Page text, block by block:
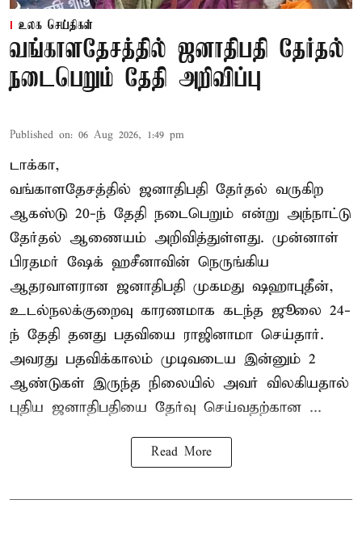
உலக செய்திகள்
வங்காளதேசத்தில் ஜனாதிபதி தேர்தல்
நடைபெறும் தேதி அறிவிப்பு
Published on: 06 Aug 2026, 1:49 pm
டாக்கா,
வங்காளதேசத்தில் ஜனாதிபதி தேர்தல் வருகிற
ஆகஸ்டு 20-ந் தேதி நடைபெறும் என்று அந்நாட்டு
தேர்தல் ஆணையம் அறிவித்துள்ளது. முன்னாள்
பிரதமர் ஷேக் ஹசீனாவின் நெருங்கிய
ஆதரவாளரான ஜனாதிபதி முகமது ஷஹாபுதீன்,
உடல்நலக்குறைவு காரணமாக கடந்த ஜூலை 24-
ந் தேதி தனது பதவியை ராஜினாமா செய்தார்.
அவரது பதவிக்காலம் முடிவடைய இன்னும் 2
ஆண்டுகள் இருந்த நிலையில் அவர் விலகியதால்
புதிய ஜனாதிபதியை தேர்வு செய்வதற்கான ...
Read More